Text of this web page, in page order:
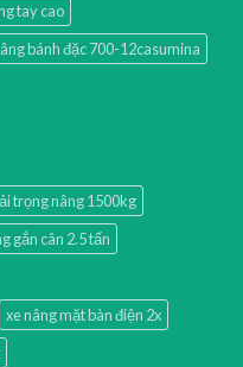
tay cao
bánh đặc 700-12casumina
trọng nâng 1500kg
gắn cân 2.5 tấn
xe nâng mặt bàn điện 2x